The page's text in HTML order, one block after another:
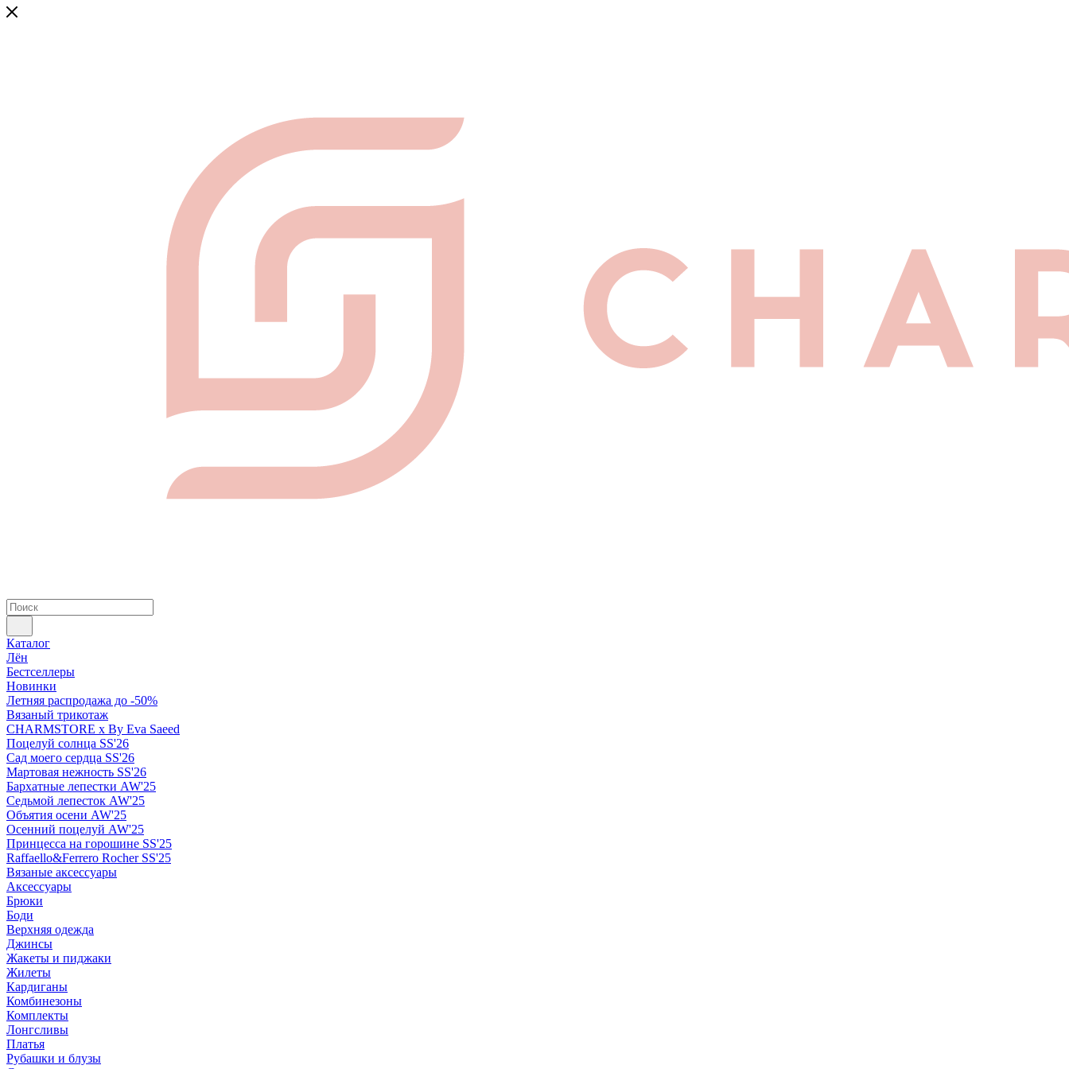
Каталог
Лён
Бестселлеры
Новинки
Летняя распродажа до -50%
Вязаный трикотаж
CHARMSTORE х By Eva Saeed
Поцелуй солнца SS'26
Сад моего сердца SS'26
Мартовая нежность SS'26
Бархатные лепестки AW'25
Седьмой лепесток AW'25
Объятия осени AW'25
Осенний поцелуй AW'25
Принцесса на горошине SS'25
Raffaello&Ferrero Rocher SS'25
Вязаные аксессуары
Аксессуары
Брюки
Боди
Верхняя одежда
Джинсы
Жакеты и пиджаки
Жилеты
Кардиганы
Комбинезоны
Комплекты
Лонгсливы
Платья
Рубашки и блузы